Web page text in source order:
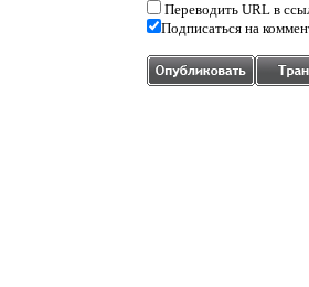
Переводить URL в
Подписаться на